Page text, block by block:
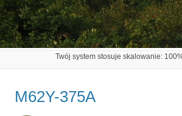
Twój system stosuje skalowanie:
M62Y-375A